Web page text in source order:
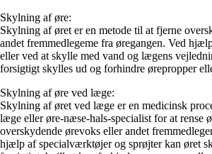
Skylning af øre:
Skylning af øret er en metode til at fjerne
andet fremmedlegeme fra øregangen. Ved
eller ved at skylle med vand og lægens
forsigtigt skylles ud og forhindre ørepropper
Skylning af øre ved læge:
Skylning af øret ved læge er en medicinsk
læge eller øre-næse-hals-specialist for at rense
overskydende ørevoks eller andet
hjælp af specialværktøjer og sprøjter kan øret